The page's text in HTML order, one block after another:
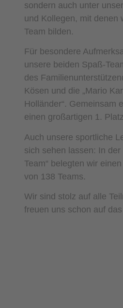
sondern auch unter
und Kollegen, mit denen
Team bilden.
Für besondere
unsere beiden Spaß-
des
Kösen und die „Mario
Holländer“. Gemeinsam
einen großartigen 1.
Auch unsere sportliche
sich sehen lassen: In der
Team“ belegten wir
von 138 Teams.
Wir sind stolz auf alle
freuen uns schon auf